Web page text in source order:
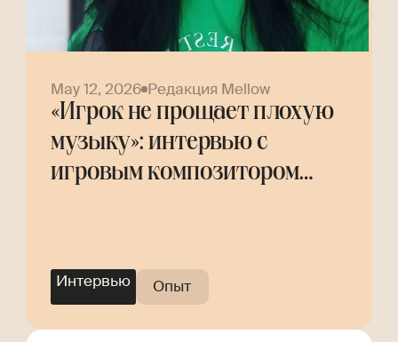
May 12, 2026 Редакция Mellow
«Игрок не прощает плохую
музыку»: интервью с
игровым композитором
Интервью Опыт